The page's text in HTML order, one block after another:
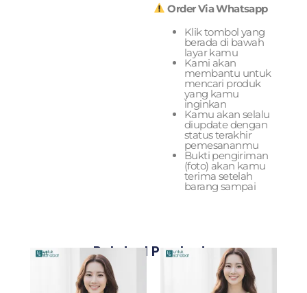
Order Via Whatsapp
Klik tombol yang
berada di bawah
layar kamu
Kami akan
membantu untuk
mencari produk
yang kamu
inginkan
Kamu akan selalu
diupdate dengan
status terakhir
pemesananmu
Bukti pengiriman
(foto) akan kamu
terima setelah
barang sampai
Related Products